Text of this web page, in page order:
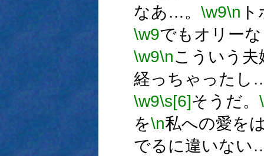
なあ…。 \w9\n
\w9でもオリー
\w9\nこういう
経っちゃったし
\w9\s[6]そうだ。
を\n私への愛を
でるに違いない